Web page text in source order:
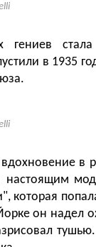
гениев
в 1935
в
настоящим
которая
он надел